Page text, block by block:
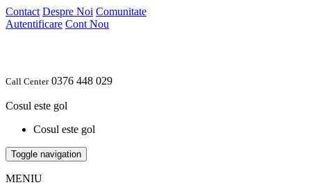
Contact Despre Noi Comunitate
Autentificare Cont Nou
Call Center0376 448 029
Cosul este gol
Cosul este gol
Toggle navigation
MENIU